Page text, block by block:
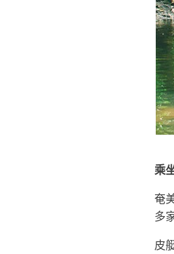
乘
奄
多
皮